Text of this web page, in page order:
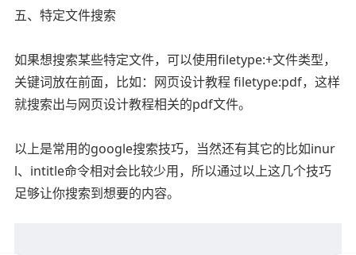
五、特定文件搜索
如果想搜索某些特定文件，可以使用filetype:+文件类型，
关键词放在前面，比如：网页设计教程 filetype:pdf，这样
就搜索出与网页设计教程相关的pdf文件。
以上是常用的google搜索技巧，当然还有其它的比如inur
l、intitle命令相对会比较少用，所以通过以上这几个技巧
足够让你搜索到想要的内容。